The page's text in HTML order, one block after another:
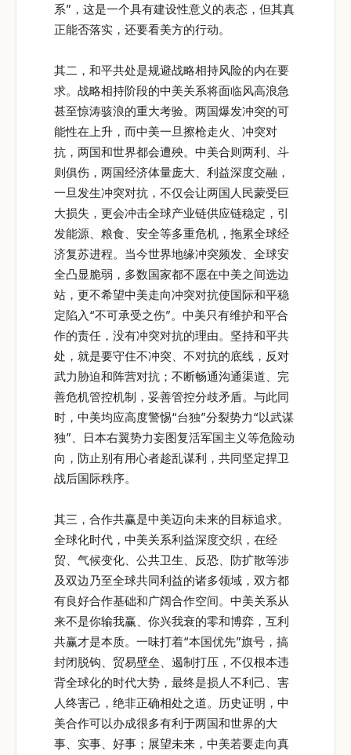
系”，这是一个具有建设性意义的表态，但其真
正能否落实，还要看美方的行动。
其二，和平共处是规避战略相持风险的内在要
求。战略相持阶段的中美关系将面临风高浪急
甚至惊涛骇浪的重大考验。两国爆发冲突的可
能性在上升，而中美一旦擦枪走火、冲突对
抗，两国和世界都会遭殃。中美合则两利、斗
则俱伤，两国经济体量庞大、利益深度交融，
一旦发生冲突对抗，不仅会让两国人民蒙受巨
大损失，更会冲击全球产业链供应链稳定，引
发能源、粮食、安全等多重危机，拖累全球经
济复苏进程。当今世界地缘冲突频发、全球安
全凸显脆弱，多数国家都不愿在中美之间选边
站，更不希望中美走向冲突对抗使国际和平稳
定陷入“不可承受之伤”。中美只有维护和平合
作的责任，没有冲突对抗的理由。坚持和平共
处，就是要守住不冲突、不对抗的底线，反对
武力胁迫和阵营对抗；不断畅通沟通渠道、完
善危机管控机制，妥善管控分歧矛盾。与此同
时，中美均应高度警惕“台独”分裂势力“以武谋
独”、日本右翼势力妄图复活军国主义等危险动
向，防止别有用心者趁乱谋利，共同坚定捍卫
战后国际秩序。
其三，合作共赢是中美迈向未来的目标追求。
全球化时代，中美关系利益深度交织，在经
贸、气候变化、公共卫生、反恐、防扩散等涉
及双边乃至全球共同利益的诸多领域，双方都
有良好合作基础和广阔合作空间。中美关系从
来不是你输我赢、你兴我衰的零和博弈，互利
共赢才是本质。一味打着“本国优先”旗号，搞
封闭脱钩、贸易壁垒、遏制打压，不仅根本违
背全球化的时代大势，最终是损人不利己、害
人终害己，绝非正确相处之道。历史证明，中
美合作可以办成很多有利于两国和世界的大
事、实事、好事；展望未来，中美若要走向真